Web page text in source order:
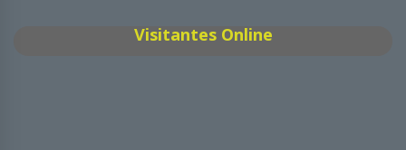
Visitantes Online